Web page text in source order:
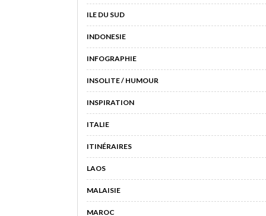
ILE DU SUD
INDONESIE
INFOGRAPHIE
INSOLITE / HUMOUR
INSPIRATION
ITALIE
ITINÉRAIRES
LAOS
MALAISIE
MAROC